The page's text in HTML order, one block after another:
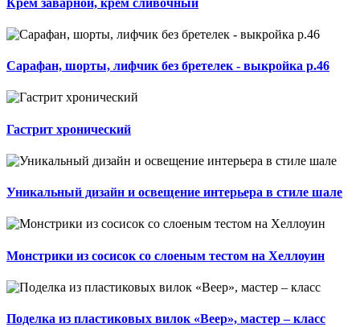
Сарафан, шорты, лифчик без бретелек - выкройка р.46
Гастрит хронический
Уникальный дизайн и освещение интерьера в стиле шале
Монстрики из сосисок со слоеным тестом на Хеллоуин
Поделка из пластиковых вилок «Веер», мастер – класс